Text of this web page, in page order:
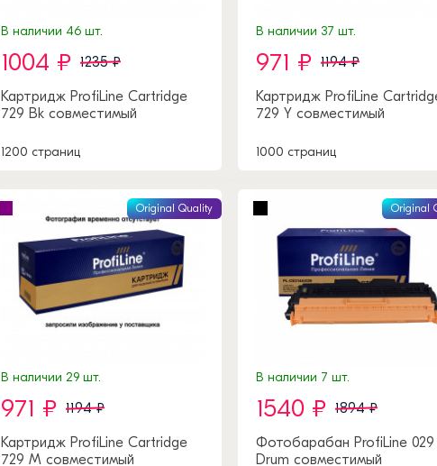
В наличии 46 шт.
1004 ₽ 1235 ₽
Картридж ProfiLine Cartridge
729 Bk совместимый
1200 страниц
В наличии 37 шт.
971 ₽ 1194 ₽
Картридж ProfiLine
729 Y совместимый
1000 страниц
Original Quality
В наличии 29 шт.
971 ₽ 1194 ₽
Картридж ProfiLine Cartridge
729 M совместимый
Original
В наличии 7 шт.
1540 ₽ 1894 ₽
Фотобарабан ProfiLine 029
Drum совместимый